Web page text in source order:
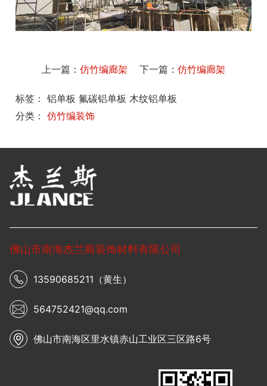
上一篇： 仿竹编廊架 下一篇： 仿竹编廊架
标签： 铝单板 氟碳铝单板 木纹铝单板
分类： 仿竹编装饰
佛山市南海杰兰斯装饰材料有限公司
13590685211（黄生）
564752421@qq.com
佛山市南海区里水镇赤山工业区三区路6号